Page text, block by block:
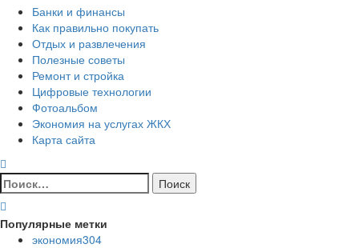
менюБанки и финансы
Как правильно покупать
Отдых и развлечения
Полезные советы
Ремонт и стройка
Цифровые технологии
Фотоальбом
Экономия на услугах ЖКХ
Карта сайта
Найти:
Популярные метки
экономия304